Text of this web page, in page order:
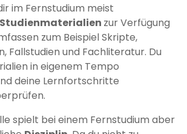
im Fernstudium meist
zur Verfügung
zum Beispiel Skripte,
Fallstudien und Fachliteratur. Du
in eigenem Tempo
deine Lernfortschritte
spielt bei einem Fernstudium aber